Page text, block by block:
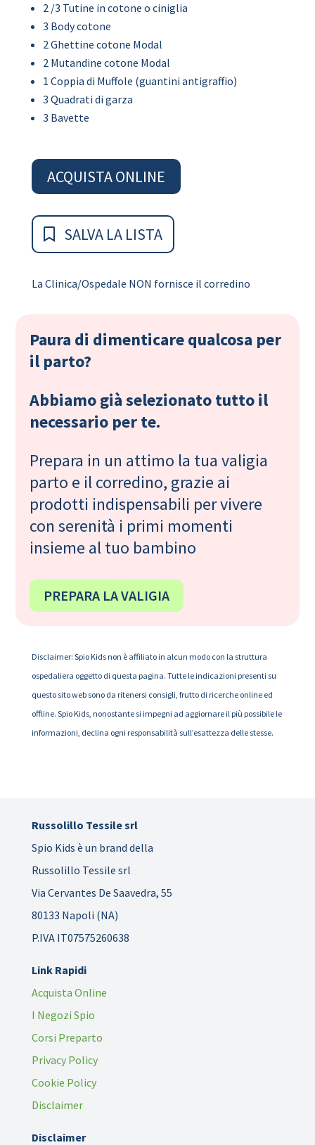
2 /3 Tutine in cotone o ciniglia
3 Body cotone
2 Ghettine cotone Modal
2 Mutandine cotone Modal
1 Coppia di Muffole (guantini antigraffio)
3 Quadrati di garza
3 Bavette
ACQUISTA ONLINE
SALVA LA LISTA
La Clinica/Ospedale NON fornisce il corredino
Paura di dimenticare qualcosa per
il parto?
Abbiamo già selezionato tutto il
necessario per te.
Prepara in un attimo la tua valigia
parto e il corredino, grazie ai
prodotti indispensabili per vivere
con serenità i primi momenti
insieme al tuo bambino
PREPARA LA VALIGIA
Disclaimer: Spio Kids non è affiliato in alcun modo con la struttura
ospedaliera oggetto di questa pagina. Tutte le indicazioni presenti su
questo sito web sono da ritenersi consigli, frutto di ricerche online ed
offline. Spio Kids, nonostante si impegni ad aggiornare il più possibile le
informazioni, declina ogni responsabilità sull’esattezza delle stesse.
Russolillo Tessile srl
Spio Kids è un brand della
Russolillo Tessile srl
Via Cervantes De Saavedra, 55
80133 Napoli (NA)
P.IVA IT07575260638
Link Rapidi
Acquista Online
I Negozi Spio
Corsi Preparto
Privacy Policy
Cookie Policy
Disclaimer
Disclaimer